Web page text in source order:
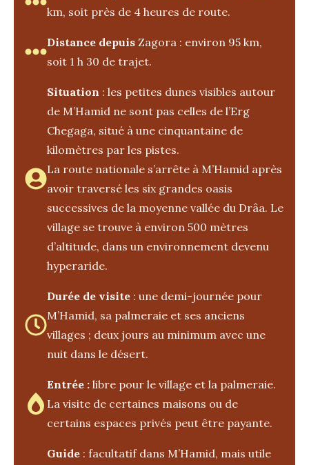
km, soit près de 4 heures de route.
Distance depuis Zagora : environ 95 km,
soit 1 h 30 de trajet.
Situation : les petites dunes visibles autour
de M’Hamid ne sont pas celles de l’Erg
Chegaga, situé à une cinquantaine de
kilomètres par les pistes.
La route nationale s’arrête à M’Hamid après
avoir traversé les six grandes oasis
successives de la moyenne vallée du Drâa. Le
village se trouve à environ 500 mètres
d’altitude, dans un environnement devenu
hyperaride.
Durée de visite : une demi-journée pour
M’Hamid, sa palmeraie et ses anciens
villages ; deux jours au minimum avec une
nuit dans le désert.
Entrée : libre pour le village et la palmeraie.
La visite de certaines maisons ou de
certains espaces privés peut être payante.
Guide : facultatif dans M’Hamid, mais utile